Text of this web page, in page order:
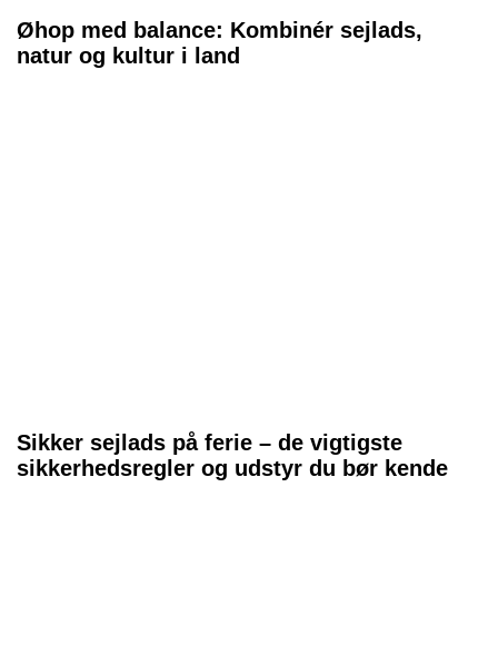
Øhop med balance: Kombinér sejlads,
natur og kultur i land
Sikker sejlads på ferie – de vigtigste
sikkerhedsregler og udstyr du bør kende